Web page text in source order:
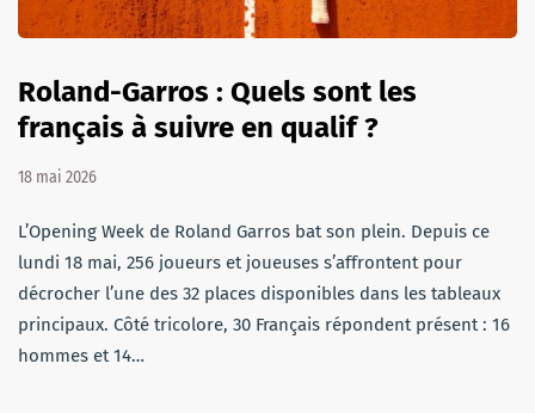
Roland-Garros : Quels sont les
français à suivre en qualif ?
18 mai 2026
L’Opening Week de Roland Garros bat son plein. Depuis ce
lundi 18 mai, 256 joueurs et joueuses s’affrontent pour
décrocher l’une des 32 places disponibles dans les tableaux
principaux. Côté tricolore, 30 Français répondent présent : 16
hommes et 14…